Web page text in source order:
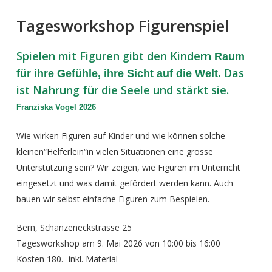
Tagesworkshop Figurenspiel
Spielen mit Figuren gibt den Kindern Raum
für ihre Gefühle, ihre Sicht auf die Welt. Das
ist Nahrung für die Seele und stärkt sie.
Franziska Vogel 2026
Wie wirken Figuren auf Kinder und wie können solche
kleinen“Helferlein“in vielen Situationen eine grosse
Unterstützung sein? Wir zeigen, wie Figuren im Unterricht
eingesetzt und was damit gefördert werden kann. Auch
bauen wir selbst einfache Figuren zum Bespielen.
Bern, Schanzeneckstrasse 25
Tagesworkshop am 9. Mai 2026 von 10:00 bis 16:00
Kosten 180.- inkl. Material